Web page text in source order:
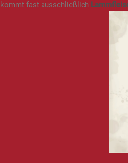
kommt fast ausschließlich